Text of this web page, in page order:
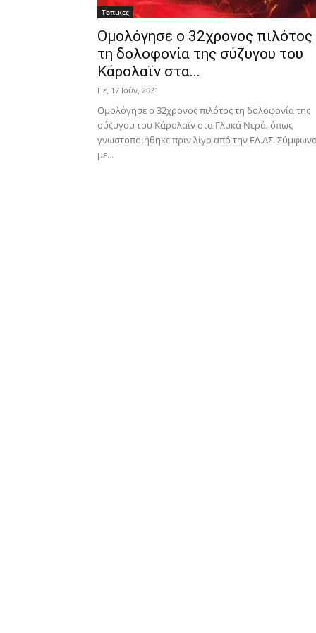
Τοπικες
Ομολόγησε ο 32χρονος πιλότος
τη δολοφονία της σύζυγου του
Κάρολαϊν στα...
Πε, 17 Ιούν, 2021
Ομολόγησε ο 32χρονος πιλότος τη δολοφονία της
σύζυγου του Κάρολαϊν στα Γλυκά Νερά, όπως
γνωστοποιήθηκε πριν λίγο από την ΕΛ.ΑΣ.
με...